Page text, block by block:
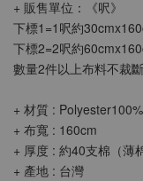
+ 販售單位：《呎》
下標1=1呎約
下標2=2呎約
數量2件以上布料不裁斷
+ 材質 : Polyester100%
+ 布寬 : 160cm
+ 厚度 : 約40支棉（薄
+ 產地 : 台灣